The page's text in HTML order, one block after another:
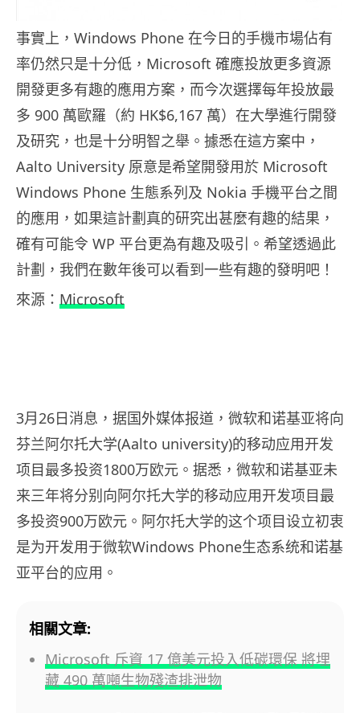
事實上，Windows Phone 在今日的手機市場佔有
率仍然只是十分低，Microsoft 確應投放更多資源
開發更多有趣的應用方案，而今次選擇每年投放最
多 900 萬歐羅（約 HK$6,167 萬）在大學進行開發
及研究，也是十分明智之舉。據悉在這方案中，
Aalto University 原意是希望開發用於 Microsoft
Windows Phone 生態系列及 Nokia 手機平台之間
的應用，如果這計劃真的研究出甚麼有趣的結果，
確有可能令 WP 平台更為有趣及吸引。希望透過此
計劃，我們在數年後可以看到一些有趣的發明吧！
來源： Microsoft
3月26日消息，据国外媒体报道，微软和诺基亚将向
芬兰阿尔托大学(Aalto university)的移动应用开发
项目最多投资1800万欧元。据悉，微软和诺基亚未
来三年将分别向阿尔托大学的移动应用开发项目最
多投资900万欧元。阿尔托大学的这个项目设立初衷
是为开发用于微软Windows Phone生态系统和诺基
亚平台的应用。
相關文章:
Microsoft 斥資 17 億美元投入低碳環保 將埋
藏 490 萬噸生物殘渣排泄物